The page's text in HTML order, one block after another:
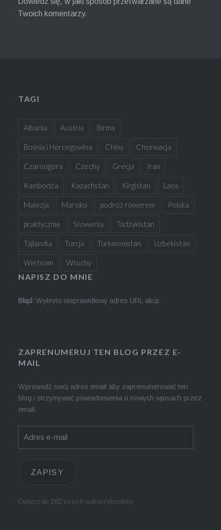
Twoich komentarzy.
TAGI
Albania Austria Birma
Bośnia i Hercegowina Chiny Chorwacja
Czarnogóra Czechy Grecja Iran
Kambodża Kazachstan Kirgistan Laos
Malezja Maroko podróż rowerem Polska
praktycznie Słowenia Tadżykistan
Tajlandia Turcja Turkmenistan Uzbekistan
Wietnam Włochy
NAPISZ DO MNIE
Błąd: Wykryto nieprawidłowy adres URL akcji.
ZAPRENUMERUJ TEN BLOG PRZEZ E-
MAIL
Wprowadź swój adres email aby zaprenumerować ten
blog i otrzymywać powiadomienia o nowych wpisach przez
email.
mail
ZAPISY
Dołącz do 282 innych subskrybentów